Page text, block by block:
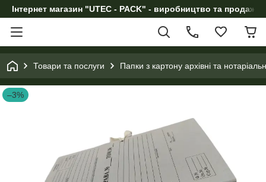
Інтернет магазин "UTEC - PACK" - виробництво та продаж
Товари та послуги Папки з картону архівні та
–3%